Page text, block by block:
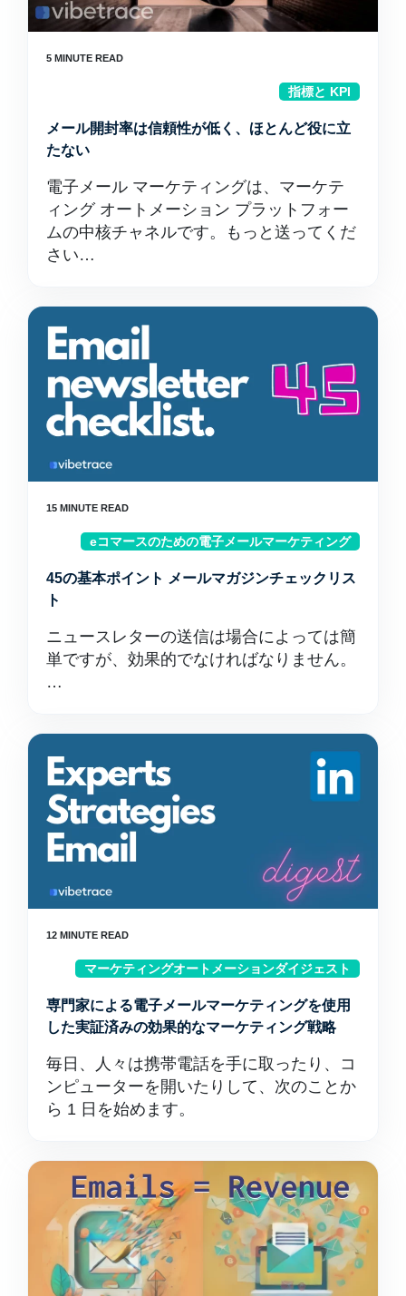
指標と KPI
メール開封率は信頼性が低く、ほとんど役に立
たない
電子メール マーケティングは、マーケテ
ィング オートメーション プラットフォー
ムの中核チャネルです。もっと送ってくだ
さい…
eコマースのための電子メールマーケティング
45の基本ポイント メールマガジンチェックリス
ト
ニュースレターの送信は場合によっては簡
単ですが、効果的でなければなりません。
…
マーケティングオートメーションダイジェスト
専門家による電子メールマーケティングを使用
した実証済みの効果的なマーケティング戦略
毎日、人々は携帯電話を手に取ったり、コ
ンピューターを開いたりして、次のことか
ら 1 日を始めます。